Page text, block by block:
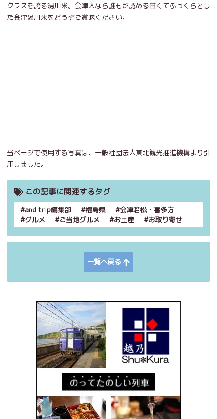
クラスを誇る湯川米。会津人なら誰もが認める甘くてふっくらとし
た会津湯川米をどうぞご賞味ください。
当ページで使用する写真は、一般社団法人東北観光推進機構より引
用しました。
この記事に関連するタグ
and trip編集部 福島県
会津若松・喜多方
グルメ
ご当地グルメ お土産 お取り寄せ
一覧へ戻る